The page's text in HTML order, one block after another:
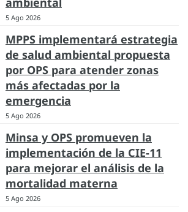
5 Ago 2026
MPPS implementará estrategia
de salud ambiental propuesta
por OPS para atender zonas
más afectadas por la
emergencia
5 Ago 2026
Minsa y OPS promueven la
implementación de la CIE-11
para mejorar el análisis de la
mortalidad materna
5 Ago 2026